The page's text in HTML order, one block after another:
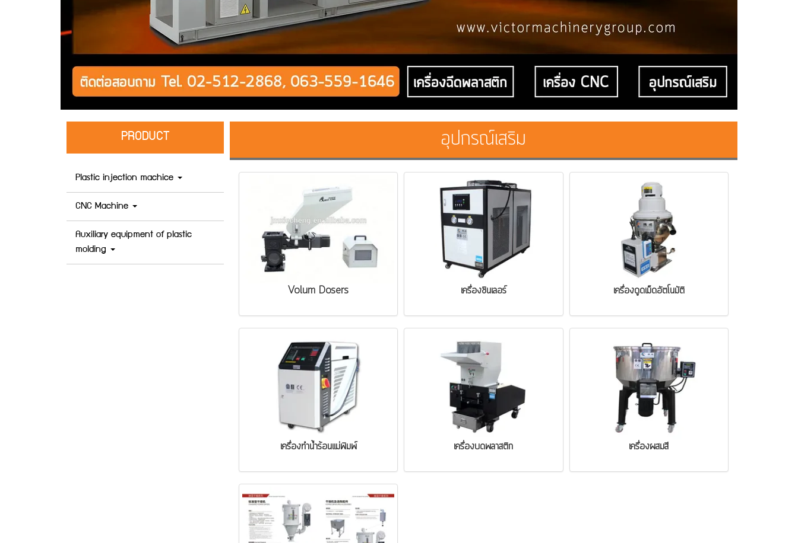
PRODUCT
Plastic injection machice
CNC Machine
Auxiliary equipment of plastic
molding
อุปกรณ์เสริม
Volum Dosers เครื่องชินเลอร์ เครื่องดูดเม็ดอัตโนมัติ
เครื่องทำน้ำร้อนแม่พิมพ์ เครื่องบดพลาสติก เครื่องผสมสี